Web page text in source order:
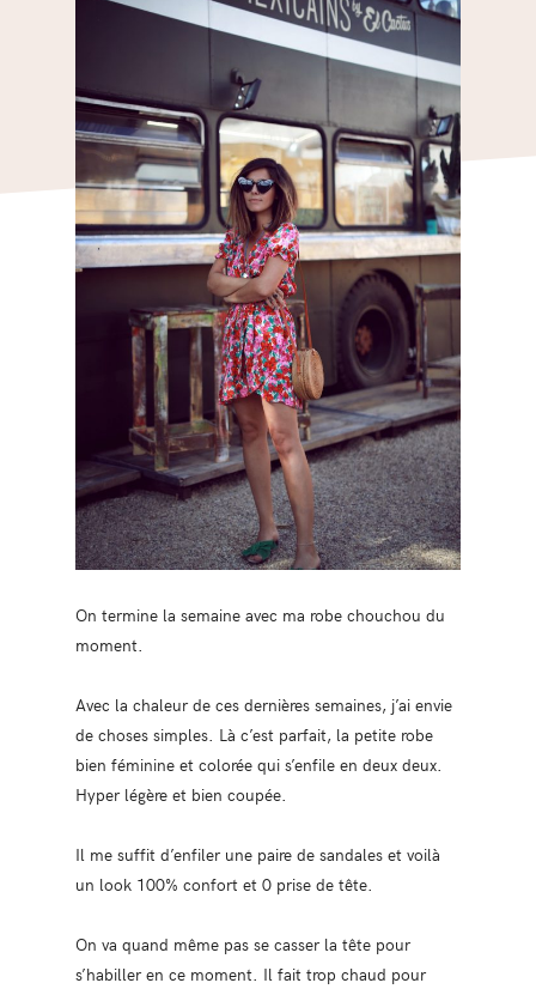
On termine la semaine avec ma robe chouchou du
moment.
Avec la chaleur de ces dernières semaines, j’ai envie
de choses simples. Là c’est parfait, la petite robe
bien féminine et colorée qui s’enfile en deux deux.
Hyper légère et bien coupée.
Il me suffit d’enfiler une paire de sandales et voilà
un look 100% confort et 0 prise de tête.
On va quand même pas se casser la tête pour
s’habiller en ce moment. Il fait trop chaud pour